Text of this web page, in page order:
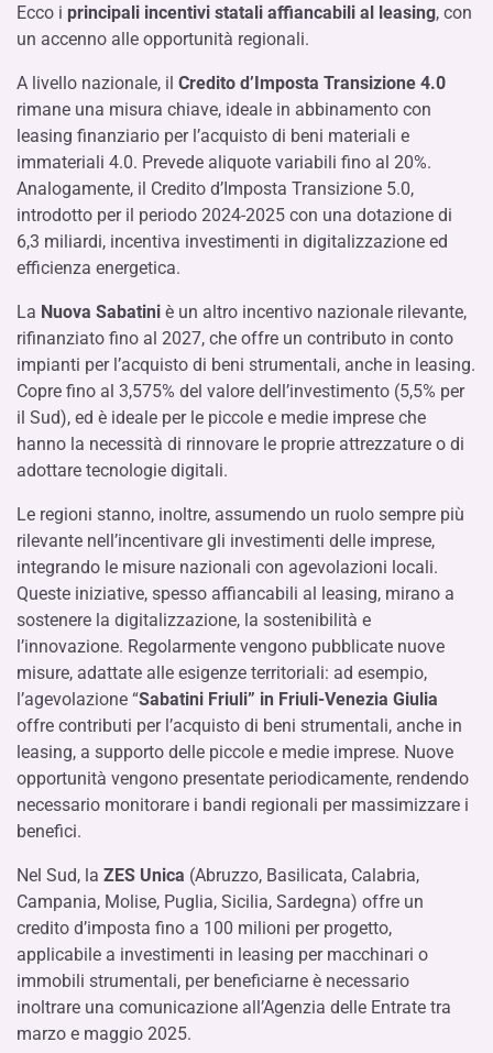
Ecco i principali incentivi statali affiancabili al leasing, con
un accenno alle opportunità regionali.
A livello nazionale, il Credito d’Imposta Transizione 4.0
rimane una misura chiave, ideale in abbinamento con
leasing finanziario per l’acquisto di beni materiali e
immateriali 4.0. Prevede aliquote variabili fino al 20%.
Analogamente, il Credito d’Imposta Transizione 5.0,
introdotto per il periodo 2024-2025 con una dotazione di
6,3 miliardi, incentiva investimenti in digitalizzazione ed
efficienza energetica.
La Nuova Sabatini è un altro incentivo nazionale rilevante,
rifinanziato fino al 2027, che offre un contributo in conto
impianti per l’acquisto di beni strumentali, anche in leasing.
Copre fino al 3,575% del valore dell’investimento (5,5% per
il Sud), ed è ideale per le piccole e medie imprese che
hanno la necessità di rinnovare le proprie attrezzature o di
adottare tecnologie digitali.
Le regioni stanno, inoltre, assumendo un ruolo sempre più
rilevante nell’incentivare gli investimenti delle imprese,
integrando le misure nazionali con agevolazioni locali.
Queste iniziative, spesso affiancabili al leasing, mirano a
sostenere la digitalizzazione, la sostenibilità e
l’innovazione. Regolarmente vengono pubblicate nuove
misure, adattate alle esigenze territoriali: ad esempio,
l’agevolazione “Sabatini Friuli” in Friuli-Venezia Giulia
offre contributi per l’acquisto di beni strumentali, anche in
leasing, a supporto delle piccole e medie imprese. Nuove
opportunità vengono presentate periodicamente, rendendo
necessario monitorare i bandi regionali per massimizzare i
benefici.
Nel Sud, la ZES Unica (Abruzzo, Basilicata, Calabria,
Campania, Molise, Puglia, Sicilia, Sardegna) offre un
credito d’imposta fino a 100 milioni per progetto,
applicabile a investimenti in leasing per macchinari o
immobili strumentali, per beneficiarne è necessario
inoltrare una comunicazione all’Agenzia delle Entrate tra
marzo e maggio 2025.